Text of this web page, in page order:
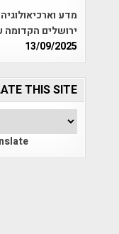
מדע
ירושלים
13/09/2025
THIS SITE!